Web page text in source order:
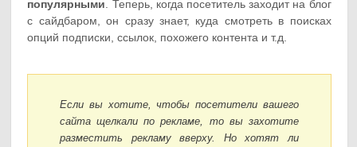
популярными . Теперь, когда посетитель заходит на блог
с сайдбаром, он сразу знает, куда смотреть в поисках
опций подписки, ссылок, похожего контента и т.д.
Если вы хотите, чтобы посетители вашего
сайта щелкали по рекламе, то вы захотите
разместить рекламу вверху. Но хотят ли